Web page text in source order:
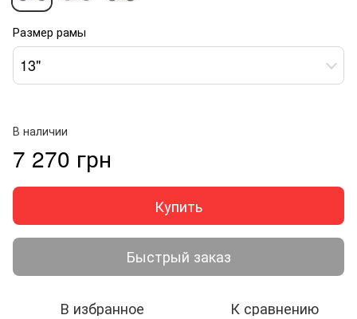
Размер рамы
13"
В наличии
7 270 грн
Купить
Быстрый заказ
В избранное К сравнению